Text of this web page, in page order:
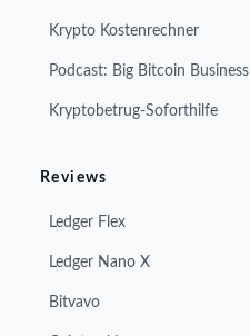
Krypto Kostenrechner
Podcast: Big Bitcoin Business
Kryptobetrug-Soforthilfe
Reviews
Ledger Flex
Ledger Nano X
Bitvavo